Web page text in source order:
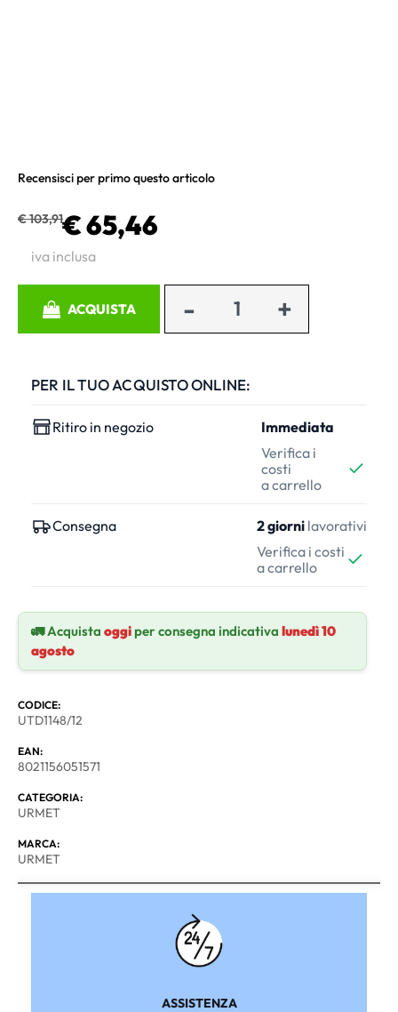
Recensisci per primo questo articolo
€ 103,91€ 65,46
iva inclusa
ACQUISTA
PER IL TUO ACQUISTO ONLINE:
Ritiro in negozio
Immediata
Verifica i
costi
a carrello
Consegna 2 giorni lavorativi
Verifica i costi
a carrello
🚛 Acquista oggiper consegna indicativa lunedì 10
agosto
CODICE:
UTD1148/12
EAN:
8021156051571
CATEGORIA:
URMET
MARCA:
URMET
ASSISTENZA